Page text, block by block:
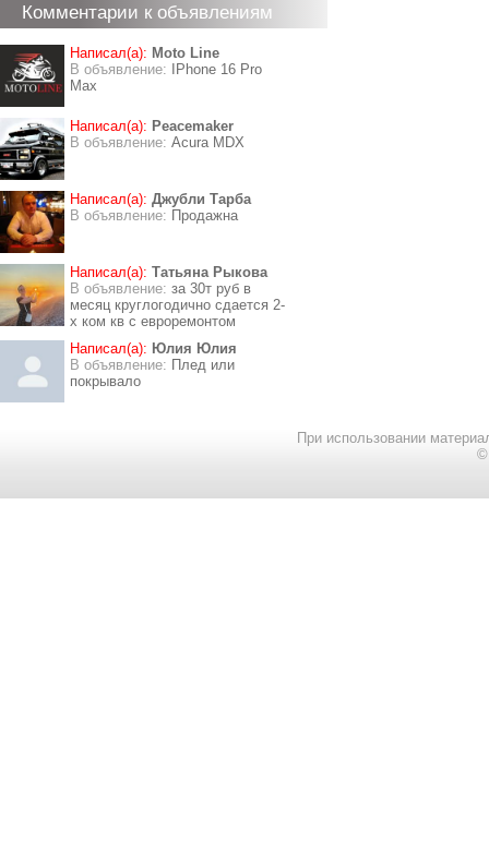
Комментарии к объявлениям
Написал(а): Moto Line
В объявление:
IPhone 16 Pro
Max
Написал(а): Peacemaker
В объявление: Acura MDX
Написал(а): Джубли Тарба
В объявление: Продажна
Написал(а): Татьяна Рыкова
В объявление: за 30т руб в
месяц круглогодично сдается 2-
х ком кв с евроремонтом
Написал(а): Юлия Юлия
В объявление: Плед или
покрывало
При использовании